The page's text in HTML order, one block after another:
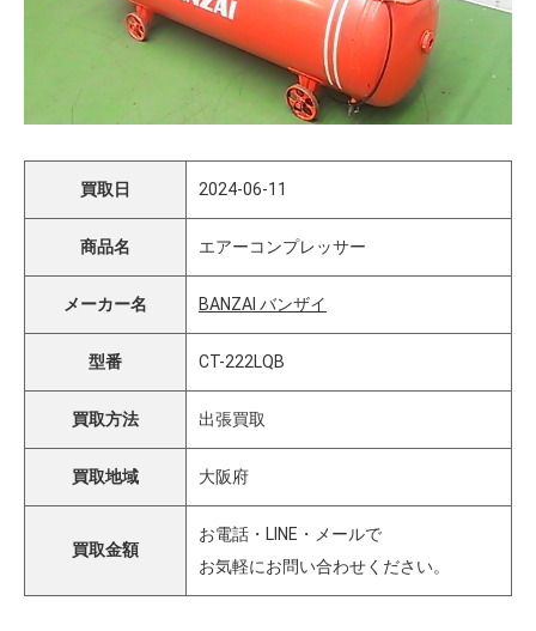
買取日 2024-06-11
商品名 エアーコンプレッサー
メーカー名 BANZAI バンザイ
型番 CT-222LQB
買取方法 出張買取
買取地域 大阪府
買取金額
お電話・LINE・メールで
お気軽にお問い合わせください。